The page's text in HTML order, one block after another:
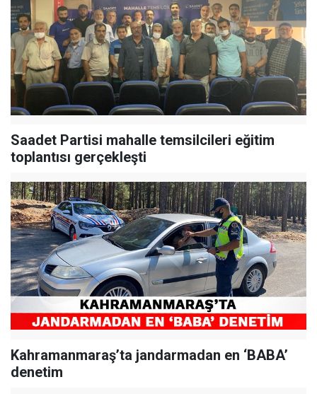
Saadet Partisi mahalle temsilcileri eğitim
toplantısı gerçekleşti
Kahramanmaraş’ta jandarmadan en ‘BABA’
denetim